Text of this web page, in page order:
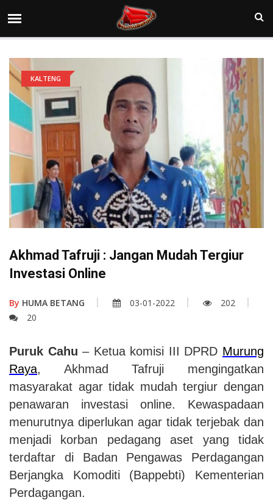
KALTENG
Akhmad Tafruji : Jangan Mudah Tergiur
Investasi Online
By HUMA BETANG 03-01-2022
202
20
Puruk Cahu – Ketua komisi III DPRD Murung
Raya, Akhmad Tafruji mengingatkan
masyarakat agar tidak mudah tergiur dengan
penawaran investasi online. Kewaspadaan
menurutnya diperlukan agar tidak terjebak dan
menjadi korban pedagang aset yang tidak
terdaftar di Badan Pengawas Perdagangan
Berjangka Komoditi (Bappebti) Kementerian
Perdagangan.